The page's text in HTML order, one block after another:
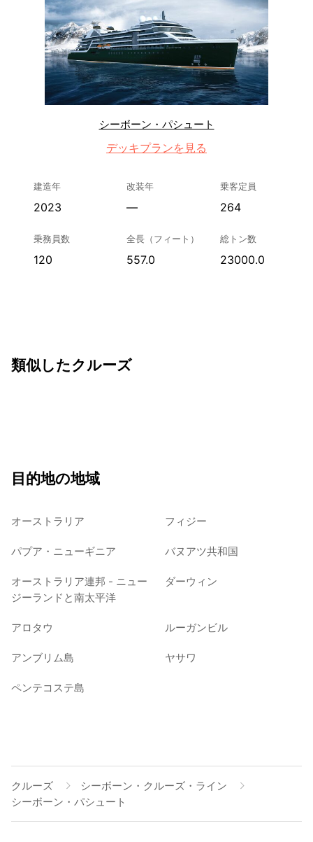
シーボーン・パシュート
デッキプランを見る
建造年
2023
改装年
—
乗客定員
264
乗務員数
120
全長（フィート）
557.0
総トン数
23000.0
類似したクルーズ
目的地の地域
オーストラリア フィジー
パプア・ニューギニア バヌアツ共和国
オーストラリア連邦 - ニュー
ジーランドと南太平洋
ダーウィン
アロタウ ルーガンビル
アンブリム島 ヤサワ
ペンテコステ島
クルーズ
シーボーン・クルーズ・ライン
シーボーン・パシュート